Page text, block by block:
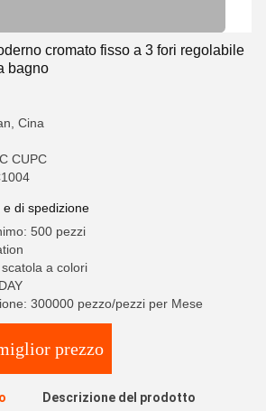
cromato fisso a 3 fori regolabile
bagno
Cina
CUPC
di spedizione
500 pezzi
a colori
300000 pezzo/pezzi per Mese
prezzo
Descrizione del prodotto